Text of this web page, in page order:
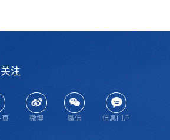
注
微博 微信 信息门户